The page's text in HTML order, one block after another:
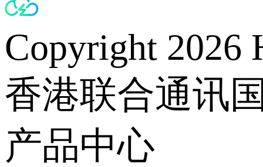
Copyright 2026
香港联合通讯
产品中心